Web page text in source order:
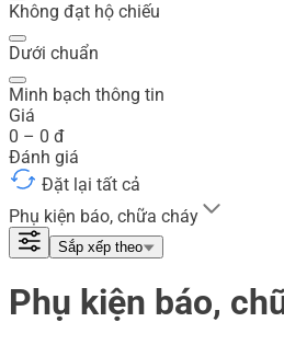
Không đạt hộ chiếu
Dưới chuẩn
Minh bạch thông tin
Giá
0 – 0 đ
Đánh giá
Đặt lại tất cả
Phụ kiện báo, chữa cháy
Sắp xếp theo
Phụ kiện báo,